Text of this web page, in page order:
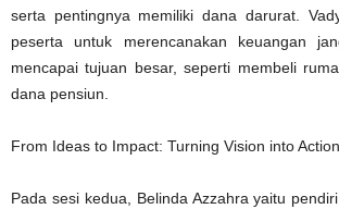
serta pentingnya memiliki dana darurat.
peserta untuk merencanakan keuangan
mencapai tujuan besar, seperti membeli
dana pensiun.
From Ideas to Impact: Turning Vision into Action
Pada sesi kedua, Belinda Azzahra yaitu